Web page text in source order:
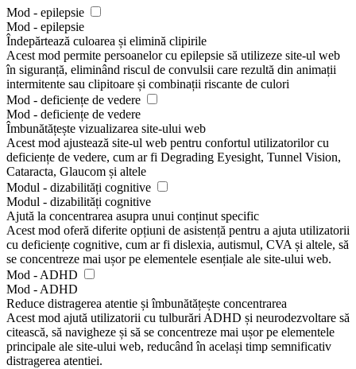
Mod - epilepsie
Mod - epilepsie
Îndepărtează culoarea și elimină clipirile
Acest mod permite persoanelor cu epilepsie să utilizeze site-ul web
în siguranță, eliminând riscul de convulsii care rezultă din animații
intermitente sau clipitoare și combinații riscante de culori
Mod - deficiențe de vedere
Mod - deficiențe de vedere
Îmbunătățește vizualizarea site-ului web
Acest mod ajustează site-ul web pentru confortul utilizatorilor cu
deficiențe de vedere, cum ar fi Degrading Eyesight, Tunnel Vision,
Cataracta, Glaucom și altele
Modul - dizabilități cognitive
Modul - dizabilități cognitive
Ajută la concentrarea asupra unui conținut specific
Acest mod oferă diferite opțiuni de asistență pentru a ajuta utilizatorii
cu deficiențe cognitive, cum ar fi dislexia, autismul, CVA și altele, să
se concentreze mai ușor pe elementele esențiale ale site-ului web.
Mod - ADHD
Mod - ADHD
Reduce distragerea atentie și îmbunătățește concentrarea
Acest mod ajută utilizatorii cu tulburări ADHD și neurodezvoltare să
citească, să navigheze și să se concentreze mai ușor pe elementele
principale ale site-ului web, reducând în același timp semnificativ
distragerea atentiei.